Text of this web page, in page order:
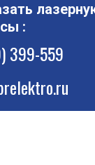
:
399-559